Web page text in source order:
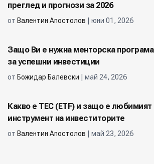
преглед и прогнози за 2026
от Валентин Апостолов | юни 01, 2026
Защо Ви е нужна менторска програма
за успешни инвестиции
от Божидар Балевски | май 24, 2026
Какво е ТЕС (ETF) и защо е любимият
инструмент на инвеститорите
от Валентин Апостолов | май 23, 2026